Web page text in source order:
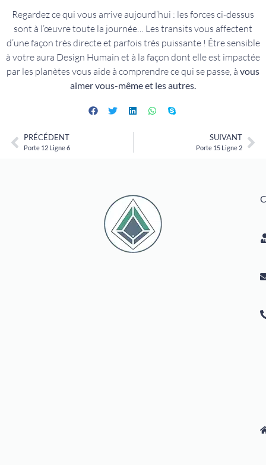
Regardez ce qui vous arrive aujourd’hui : les forces ci-dessus
sont à l’œuvre toute la journée… Les transits vous affectent
d’une façon très directe et parfois très puissante ! Être sensible
à votre aura Design Humain et à la façon dont elle est impactée
par les planètes vous aide à comprendre ce qui se passe, à vous
aimer vous-même et les autres.
PRÉCÉDENT
Porte 12 Ligne 6
SUIVANT
Porte 15 Ligne 2